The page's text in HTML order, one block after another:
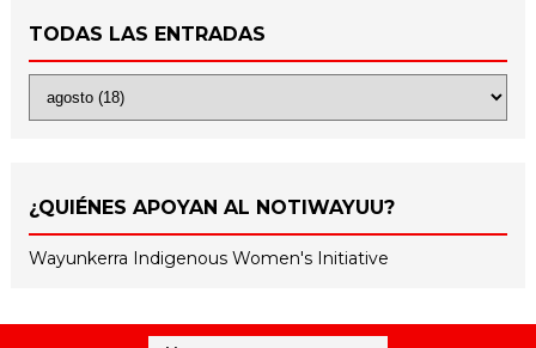
TODAS LAS ENTRADAS
¿QUIÉNES APOYAN AL NOTIWAYUU?
Wayunkerra Indigenous Women's Initiative